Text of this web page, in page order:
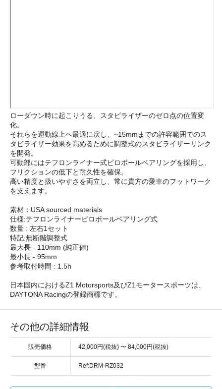
ローダウン時に起こりうる、スタビライザーのゼロ点の位置変
化。
それらを運動線上へ最適に戻し、~15mmまでの許容範囲でのス
タビライザー効果を高めるために調整式のスタビライザーリンク
を開発。
可動部にはテフロンライナー式ピロボールベアリングを採用し、
フリクションの低下と耐久性を確保。
高い精度と扱いやすさを両立し、常に貴方の愛車のフットワーク
を支えます。
素材：USA sourced materials
仕様:テフロンライナーピロボールベアリング式
数量 : 左右1セット
特記:無断階調整式
最大長 - 110mm (純正値)
最小長 - 95mm
参考取付時間 : 1.5h
日本国内におけるZ1 Motorsports及びZ1モータースポーツは、
DAYTONA Racingの登録商標です。
その他の詳細情報
販売価格 42,000円(税抜) 〜 84,000円(税抜)
型番 Ref:DRM-RZ032